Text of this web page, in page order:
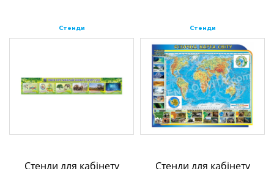
Стенди Стенди
Стенди для кабінету
Стенди для кабінету